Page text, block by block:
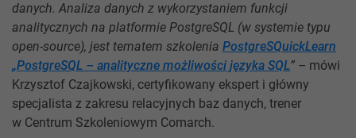
danych. Analiza danych z wykorzystaniem funkcji
analitycznych na platformie PostgreSQL (w systemie typu
open-source), jest tematem szkolenia PostgreSQuickLearn
„PostgreSQL – analityczne możliwości języka SQL” – mówi
Krzysztof Czajkowski, certyfikowany ekspert i główny
specjalista z zakresu relacyjnych baz danych, trener
w Centrum Szkoleniowym Comarch.